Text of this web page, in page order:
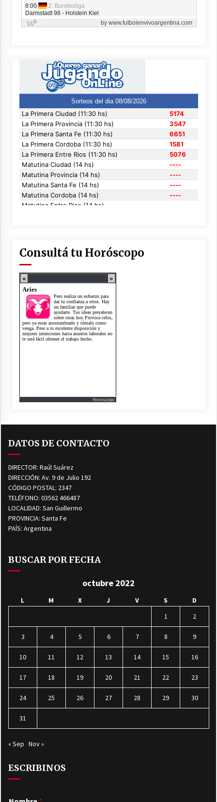
Consultá tu Horóscopo
Horoscopo
DATOS DE CONTACTO
DIRECTOR: Raúl Suárez
DIRECCIÓN: Av. 9 de Julio 192
CÓDIGO POSTAL: 2347
TELÉFONO: 03562 466487
LOCALIDAD: San Guillermo
PROVINCIA: Santa Fe
PAÍS: Argentina
BUSCAR POR FECHA
octubre 2022
L M X J V S
D
1
2
3 4 5 6 7 8 9
10 11 12 13 14 15 16
17 18 19 20 21 22 23
24 25 26 27 28 29 30
31
« Sep Nov »
ESCRIBINOS